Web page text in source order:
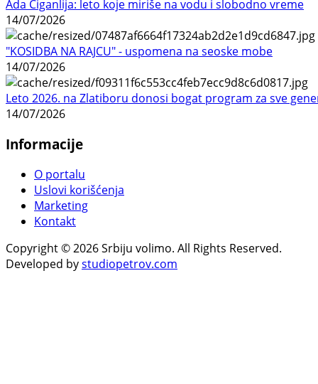
Ada Ciganlija: leto koje miriše na vodu i slobodno vreme
14/07/2026
"KOSIDBA NA RAJCU" - uspomena na seoske mobe
14/07/2026
Leto 2026. na Zlatiboru donosi bogat program za sve
14/07/2026
Informacije
O portalu
Uslovi korišćenja
Marketing
Kontakt
Copyright © 2026 Srbiju volimo. All Rights Reserved.
Developed bystudiopetrov.com